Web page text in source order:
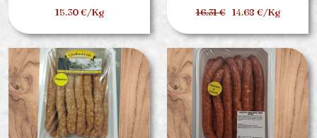
15.30 €/Kg
16.31 €14.68 €/Kg